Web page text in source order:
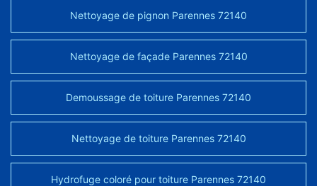
Nettoyage de pignon Parennes 72140
Nettoyage de façade Parennes 72140
Demoussage de toiture Parennes 72140
Nettoyage de toiture Parennes 72140
Hydrofuge coloré pour toiture Parennes 72140